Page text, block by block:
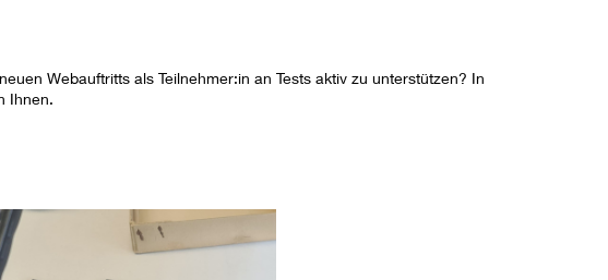
Webauftritts als Teilnehmer:in an Tests aktiv zu unterstützen? In
Ihnen.